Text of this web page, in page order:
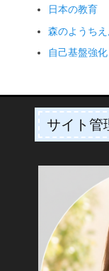
日本の教育
森のようちえ
自己基盤強化
サイト管